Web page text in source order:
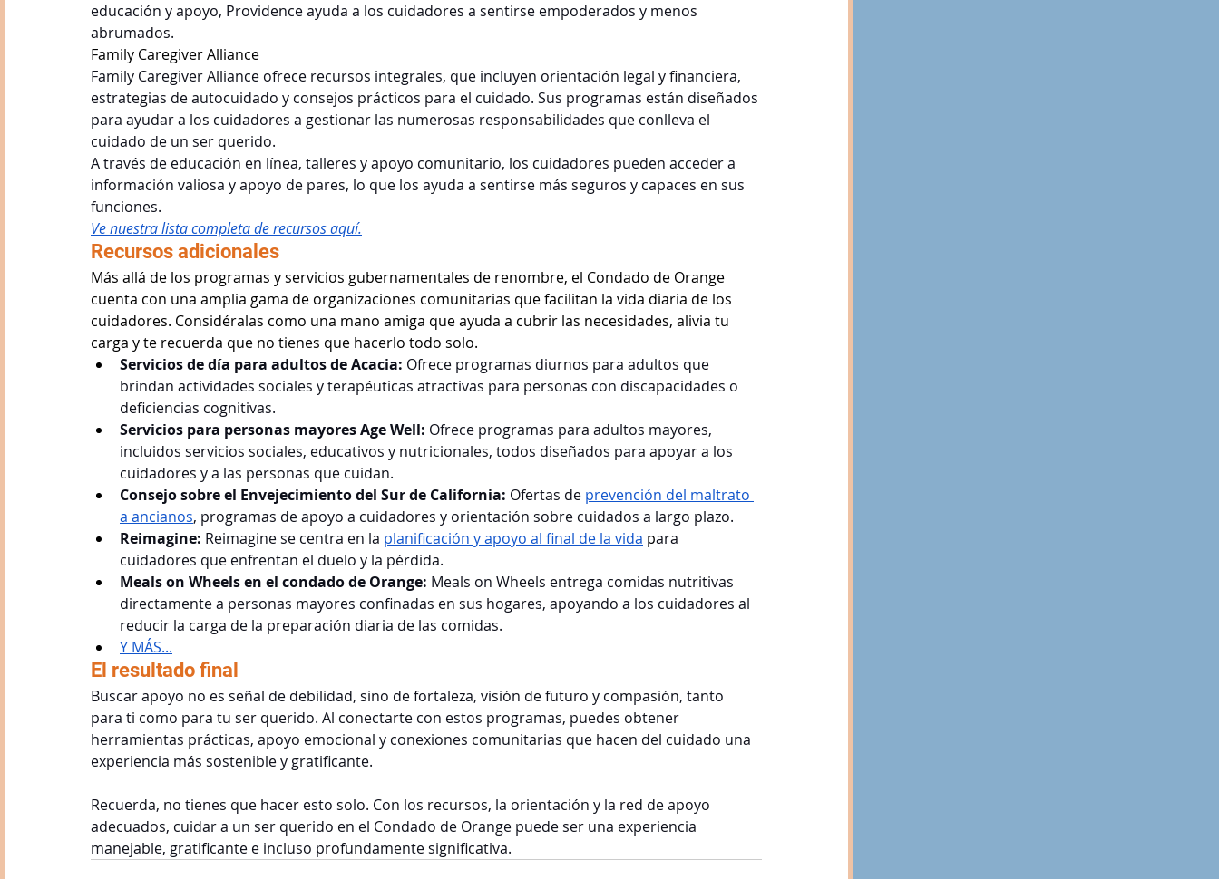
educación y apoyo, Providence ayuda a los cuidadores a sentirse empoderados y menos
abrumados.
Family Caregiver Alliance
Family Caregiver Alliance ofrece recursos integrales, que incluyen orientación legal y financiera,
estrategias de autocuidado y consejos prácticos para el cuidado. Sus programas están diseñados
para ayudar a los cuidadores a gestionar las numerosas responsabilidades que conlleva el
cuidado de un ser querido.
A través de educación en línea, talleres y apoyo comunitario, los cuidadores pueden acceder a
información valiosa y apoyo de pares, lo que los ayuda a sentirse más seguros y capaces en sus
funciones.
Ve nuestra lista completa de recursos aquí.
Recursos adicionales
Más allá de los programas y servicios gubernamentales de renombre, el Condado de Orange
cuenta con una amplia gama de organizaciones comunitarias que facilitan la vida diaria de los
cuidadores. Considéralas como una mano amiga que ayuda a cubrir las necesidades, alivia tu
carga y te recuerda que no tienes que hacerlo todo solo.
Servicios de día para adultos de Acacia: Ofrece programas diurnos para adultos que
brindan actividades sociales y terapéuticas atractivas para personas con discapacidades o
deficiencias cognitivas.
Servicios para personas mayores Age Well: Ofrece programas para adultos mayores,
incluidos servicios sociales, educativos y nutricionales, todos diseñados para apoyar a los
cuidadores y a las personas que cuidan.
Consejo sobre el Envejecimiento del Sur de California: Ofertas de prevención del maltrato
a ancianos, programas de apoyo a cuidadores y orientación sobre cuidados a largo plazo.
Reimagine: Reimagine se centra en la planificación y apoyo al final de la vida para
cuidadores que enfrentan el duelo y la pérdida.
Meals on Wheels en el condado de Orange: Meals on Wheels entrega comidas nutritivas
directamente a personas mayores confinadas en sus hogares, apoyando a los cuidadores al
reducir la carga de la preparación diaria de las comidas.
Y MÁS...
El resultado final
Buscar apoyo no es señal de debilidad, sino de fortaleza, visión de futuro y compasión, tanto
para ti como para tu ser querido. Al conectarte con estos programas, puedes obtener
herramientas prácticas, apoyo emocional y conexiones comunitarias que hacen del cuidado una
experiencia más sostenible y gratificante.
Recuerda, no tienes que hacer esto solo. Con los recursos, la orientación y la red de apoyo
adecuados, cuidar a un ser querido en el Condado de Orange puede ser una experiencia
manejable, gratificante e incluso profundamente significativa.